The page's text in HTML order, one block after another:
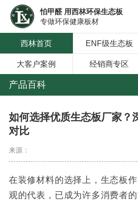
怕甲醛 用西林环保生态板
专做环保健康板材
西林首页 ENF级生态板
大客户案例 经销商专区
产品百科
如何选择优质生态板厂家？
对比
来源：
在装修材料的选择上，生态板
观的代表，已成为许多消费者